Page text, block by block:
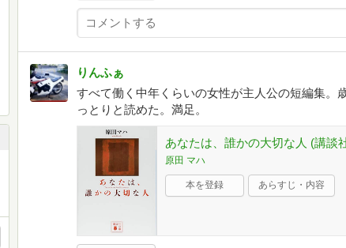
りんふぁ
すべて働く中年くらいの女性が主人公の短編集。
っとりと読めた。満足。
あなたは、誰かの大切な人 (講談
原田 マハ
本を登録 あらすじ・内容